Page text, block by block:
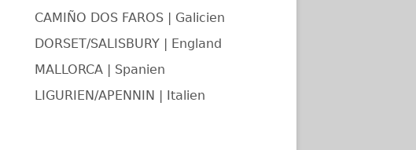
CAMIÑO DOS FAROS | Galicien
DORSET/SALISBURY | England
MALLORCA | Spanien
LIGURIEN/APENNIN | Italien